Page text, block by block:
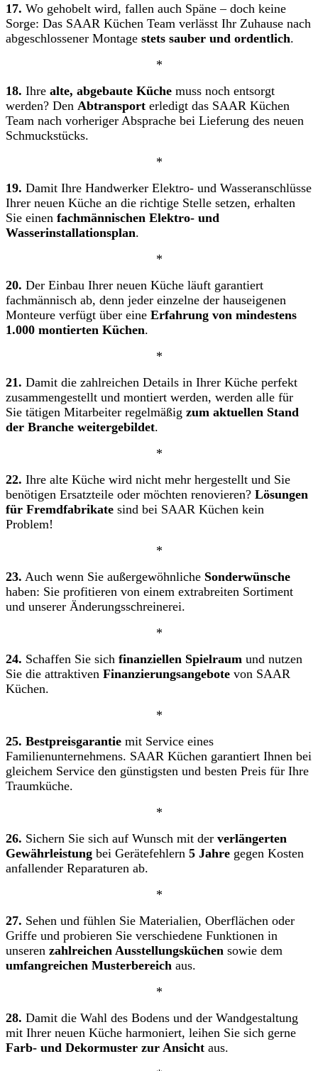
17. Wo gehobelt wird, fallen auch Späne – doch keine
Sorge: Das SAAR Küchen Team verlässt Ihr Zuhause nach
abgeschlossener Montage stets sauber und ordentlich.
*
18. Ihre alte, abgebaute Küche muss noch entsorgt
werden? Den Abtransport erledigt das SAAR Küchen
Team nach vorheriger Absprache bei Lieferung des neuen
Schmuckstücks.
*
19. Damit Ihre Handwerker Elektro- und Wasseranschlüsse
Ihrer neuen Küche an die richtige Stelle setzen, erhalten
Sie einen fachmännischen Elektro- und
Wasserinstallationsplan.
*
20. Der Einbau Ihrer neuen Küche läuft garantiert
fachmännisch ab, denn jeder einzelne der hauseigenen
Monteure verfügt über eine Erfahrung von mindestens
1.000 montierten Küchen.
*
21. Damit die zahlreichen Details in Ihrer Küche perfekt
zusammengestellt und montiert werden, werden alle für
Sie tätigen Mitarbeiter regelmäßig zum aktuellen Stand
der Branche weitergebildet.
*
22. Ihre alte Küche wird nicht mehr hergestellt und Sie
benötigen Ersatzteile oder möchten renovieren? Lösungen
für Fremdfabrikate sind bei SAAR Küchen kein
Problem!
*
23. Auch wenn Sie außergewöhnliche Sonderwünsche
haben: Sie profitieren von einem extrabreiten Sortiment
und unserer Änderungsschreinerei.
*
24. Schaffen Sie sich finanziellen Spielraum und nutzen
Sie die attraktiven Finanzierungsangebote von SAAR
Küchen.
*
25. Bestpreisgarantie mit Service eines
Familienunternehmens. SAAR Küchen garantiert Ihnen bei
gleichem Service den günstigsten und besten Preis für Ihre
Traumküche.
*
26. Sichern Sie sich auf Wunsch mit der verlängerten
Gewährleistung bei Gerätefehlern 5 Jahre gegen Kosten
anfallender Reparaturen ab.
*
27. Sehen und fühlen Sie Materialien, Oberflächen oder
Griffe und probieren Sie verschiedene Funktionen in
unseren zahlreichen Ausstellungsküchen sowie dem
umfangreichen Musterbereich aus.
*
28. Damit die Wahl des Bodens und der Wandgestaltung
mit Ihrer neuen Küche harmoniert, leihen Sie sich gerne
Farb- und Dekormuster zur Ansicht aus.